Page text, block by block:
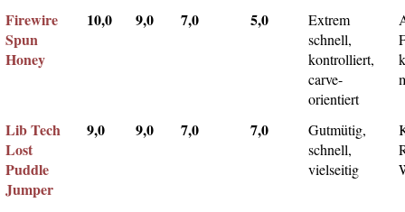
Firewire
Spun
Honey
10,0 9,0 7,0 5,0
Extrem
schnell,
kontrolliert,
carve-
orientiert
Lib Tech
Lost
Puddle
Jumper
9,0 9,0 7,0 7,0
Gutmütig,
schnell,
vielseitig